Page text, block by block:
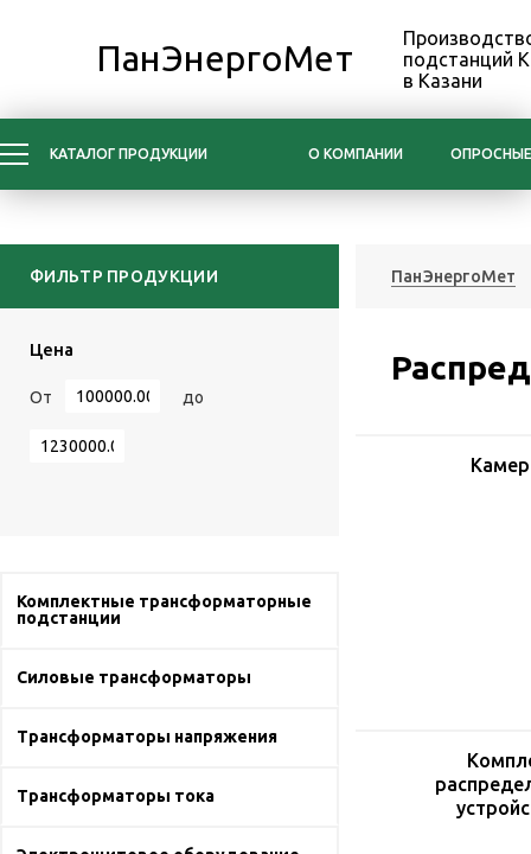
ПанЭнергоМет
подстанций
в Казани
КАТАЛОГ ПРОДУКЦИИ О КОМПАНИИ
ФИЛЬТР ПРОДУКЦИИ
Цена
От до
Комплектные трансформаторные
подстанции
Силовые трансформаторы
Трансформаторы напряжения
Трансформаторы тока
ПанЭнергоМет